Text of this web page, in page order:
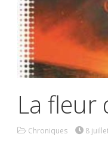
La fleur
Chroniques 8